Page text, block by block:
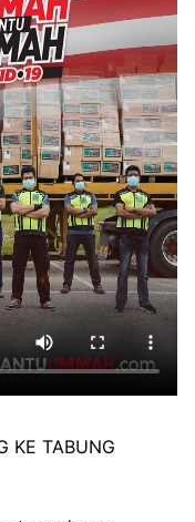
KE TABUNG